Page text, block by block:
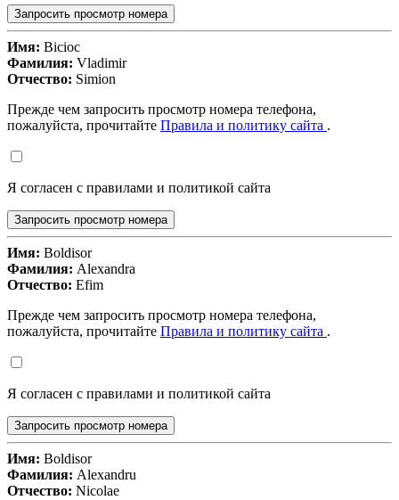
Запросить просмотр номера
Имя: Bicioc
Фамилия: Vladimir
Отчество: Simion
Прежде чем запросить просмотр номера телефона,
пожалуйста, прочитайте Правила и политику сайта .
Я согласен с правилами и политикой сайта
Запросить просмотр номера
Имя: Boldisor
Фамилия: Alexandra
Отчество: Efim
Прежде чем запросить просмотр номера телефона,
пожалуйста, прочитайте Правила и политику сайта .
Я согласен с правилами и политикой сайта
Запросить просмотр номера
Имя: Boldisor
Фамилия: Alexandru
Отчество: Nicolae